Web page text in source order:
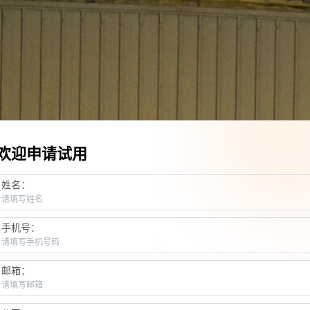
迎申请试用
姓名：
手机号：
邮箱：